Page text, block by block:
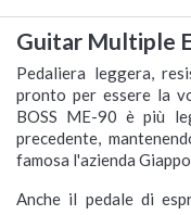
Guitar Multiple
Pedaliera leggera,
pronto per essere la
BOSS ME-90 è più
precedente,
famosa l'azienda
Anche il pedale di